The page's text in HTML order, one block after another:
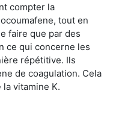
compter la
tout en
faire que par des
ce qui concerne les
répétitive. Ils
de coagulation. Cela
la vitamine K.